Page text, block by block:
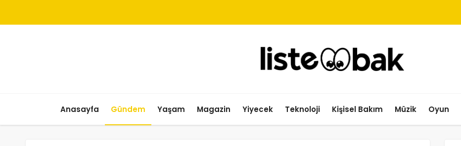
Anasayfa Gündem Yaşam Magazin Yiyecek Teknoloji Kişisel Bakım Müzik Oyun